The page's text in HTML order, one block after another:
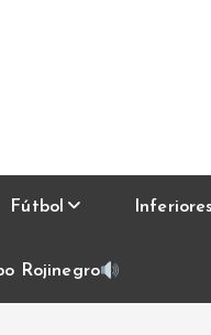
Fútbol
Rojinegro